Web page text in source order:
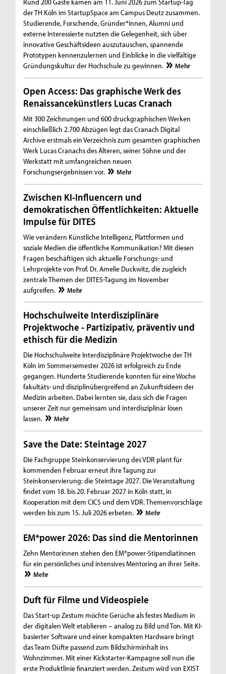
der TH Köln im StartupSpace am Campus Deutz zusammen.
Studierende, Forschende, Gründer*innen, Alumni und
externe Interessierte nutzten die Gelegenheit, sich über
innovative Geschäftsideen auszutauschen, spannende
Prototypen kennenzulernen und Einblicke in die vielfältige
Gründungskultur der Hochschule zu gewinnen.
Mehr
Open Access: Das graphische Werk des
Renaissancekünstlers Lucas Cranach
Mit 300 Zeichnungen und 600 druckgraphischen Werken
einschließlich 2.700 Abzügen legt das Cranach Digital
Archive erstmals ein Verzeichnis zum gesamten graphischen
Werk Lucas Cranachs des Älteren, seiner Söhne und der
Werkstatt mit umfangreichen neuen
Forschungsergebnissen vor.
Mehr
Zwischen KI-Influencern und
demokratischen Öffentlichkeiten: Aktuelle
Impulse für DITES
Wie verändern Künstliche Intelligenz, Plattformen und
soziale Medien die öffentliche Kommunikation? Mit diesen
Fragen beschäftigen sich aktuelle Forschungs- und
Lehrprojekte von Prof. Dr. Amelie Duckwitz, die zugleich
zentrale Themen der DITES-Tagung im November
aufgreifen.
Mehr
Hochschulweite Interdisziplinäre
Projektwoche - Partizipativ, präventiv und
ethisch für die Medizin
Die Hochschulweite Interdisziplinäre Projektwoche der TH
Köln im Sommersemester 2026 ist erfolgreich zu Ende
gegangen. Hunderte Studierende konnten für eine Woche
fakultäts- und disziplinübergreifend an Zukunftsideen der
Medizin arbeiten. Dabei lernten sie, dass sich die Fragen
unserer Zeit nur gemeinsam und interdisziplinär lösen
lassen.
Mehr
Save the Date: Steintage 2027
Die Fachgruppe Steinkonservierung des VDR plant für
kommenden Februar erneut ihre Tagung zur
Steinkonservierung: die Steintage 2027. Die Veranstaltung
findet vom 18. bis 20. Februar 2027 in Köln statt, in
Kooperation mit dem CICS und dem VDR. Themenvorschläge
werden bis zum 15. Juli 2026 erbeten.
Mehr
EM*power 2026: Das sind die Mentorinnen
Zehn Mentorinnen stehen den EM*power-Stipendiatinnen
für ein persönliches und intensives Mentoring an ihrer Seite.
Mehr
Duft für Filme und Videospiele
Das Start-up Zestum möchte Gerüche als festes Medium in
der digitalen Welt etablieren – analog zu Bild und Ton. Mit KI-
basierter Software und einer kompakten Hardware bringt
das Team Düfte passend zum Bildschirminhalt ins
Wohnzimmer. Mit einer Kickstarter-Kampagne soll nun die
erste Produktlinie finanziert werden. Zestum wird von EXIST